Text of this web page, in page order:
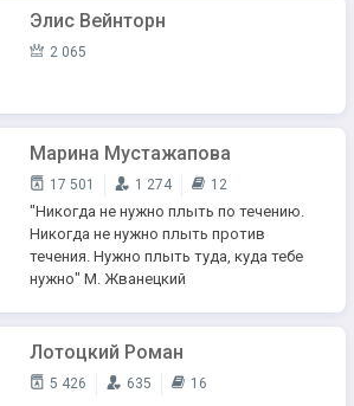
Элис Вейнторн
2 065
Марина Мустажапова
17 501 1 274 12
"Никогда не нужно плыть по течению.
Никогда не нужно плыть против
течения. Нужно плыть туда, куда тебе
нужно" М. Жванецкий
Лотоцкий Роман
5 426 635 16